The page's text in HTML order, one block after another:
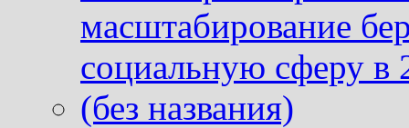
масштабирование
социальную сферу в
(без названия)